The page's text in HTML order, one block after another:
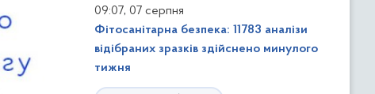
09:07, 07 серпня
Фітосанітарна безпека: 11783 аналізи
відібраних зразків здійснено минулого
тижня